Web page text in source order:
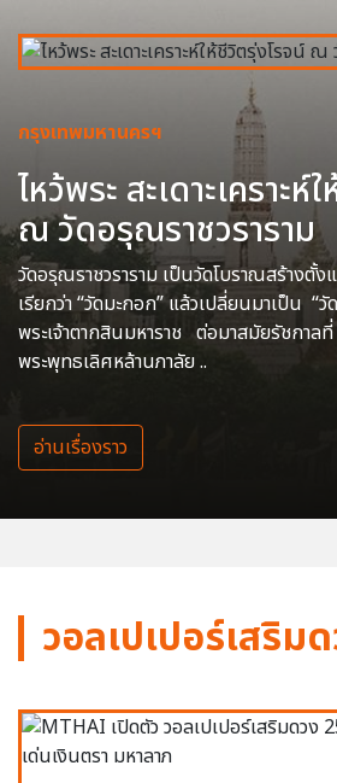
กรุงเทพมหานครฯ
ไหว้พระ สะเดาะเคราะห์
ณ วัดอรุณราชวราราม
วัดอรุณราชวราราม เป็นวัดโบราณสร้างตั้
เรียกว่า “วัดมะกอก” แล้วเปลี่ยนมาเป็น “
พระเจ้าตากสินมหาราช ต่อมาสมัยรัชกาล
พระพุทธเลิศหล้านภาลัย ..
อ่านเรื่องราว
วอลเปเปอร์เสริม